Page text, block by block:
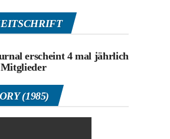
erscheint 4 mal jährlich
(1985)